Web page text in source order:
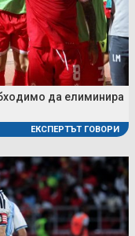
да елиминира
ЕКСПЕРТЪТ ГОВОРИ